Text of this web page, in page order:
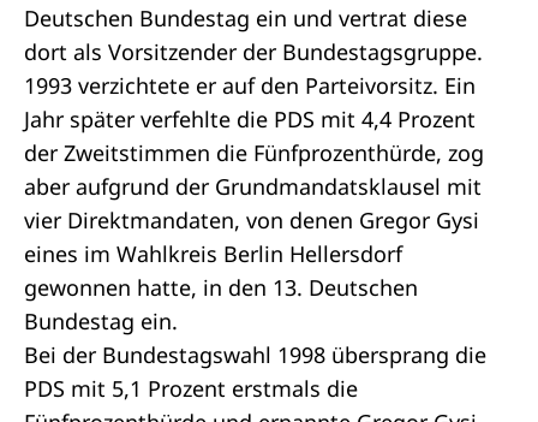
Deutschen Bundestag ein und vertrat diese
dort als Vorsitzender der Bundestagsgruppe.
1993 verzichtete er auf den Parteivorsitz. Ein
Jahr später verfehlte die PDS mit 4,4 Prozent
der Zweitstimmen die Fünfprozenthürde, zog
aber aufgrund der Grundmandatsklausel mit
vier Direktmandaten, von denen Gregor Gysi
eines im Wahlkreis Berlin Hellersdorf
gewonnen hatte, in den 13. Deutschen
Bundestag ein.
Bei der Bundestagswahl 1998 übersprang die
PDS mit 5,1 Prozent erstmals die